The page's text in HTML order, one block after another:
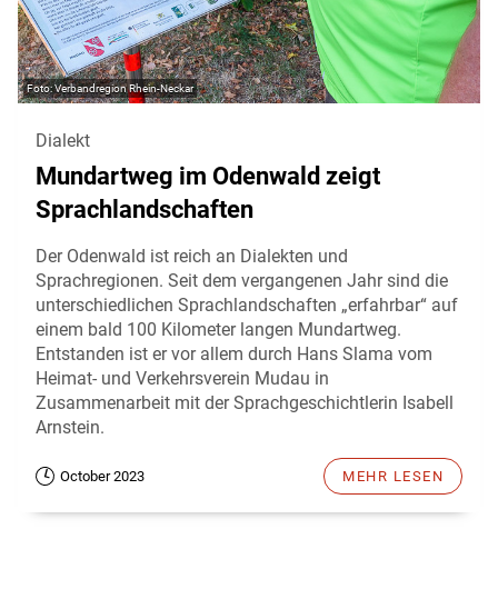
Verbandregion Rhein-Neckar
Dialekt
Mundartweg im Odenwald zeigt
Sprachlandschaften
Der Odenwald ist reich an Dialekten und
Sprachregionen. Seit dem vergangenen Jahr sind die
unterschiedlichen Sprachlandschaften „erfahrbar“ auf
einem bald 100 Kilometer langen Mundartweg.
Entstanden ist er vor allem durch Hans Slama vom
Heimat- und Verkehrsverein Mudau in
Zusammenarbeit mit der Sprachgeschichtlerin Isabell
Arnstein.
October 2023 MEHR LESEN